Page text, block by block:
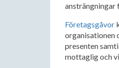
Företagsgåvor
organisationen
presenten
mottaglig och